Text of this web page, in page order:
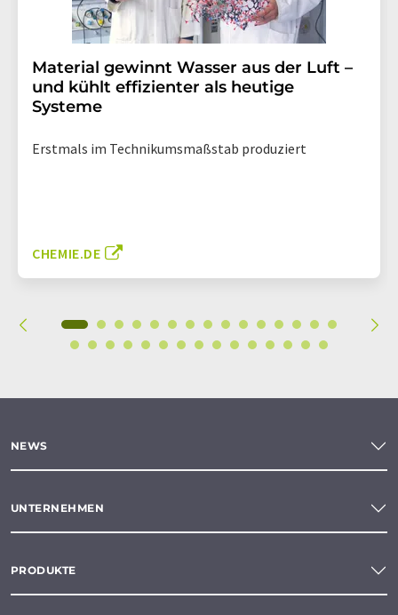
Material gewinnt Wasser aus der Luft –
und kühlt effizienter als heutige
Systeme
Erstmals im Technikumsmaßstab produziert
CHEMIE.DE
NEWS
UNTERNEHMEN
PRODUKTE